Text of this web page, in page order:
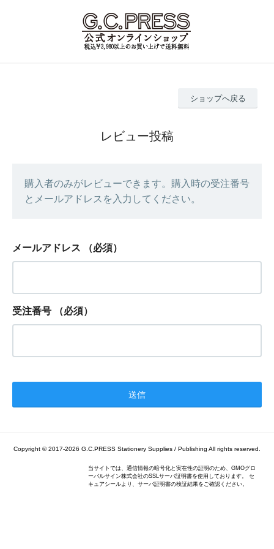
ショップへ戻る
レビュー投稿
購入者のみがレビューできます。購入時の受注番号
とメールアドレスを入力してください。
メールアドレス （必須）
受注番号 （必須）
Copyright © 2017-2026 G.C.PRESS Stationery Supplies / Publishing All rights reserved.
当サイトでは、通信情報の暗号化と実在性の証明のため、GMOグロ
ーバルサイン株式会社のSSLサーバ証明書を使用しております。 セ
キュアシールより、サーバ証明書の検証結果をご確認ください。